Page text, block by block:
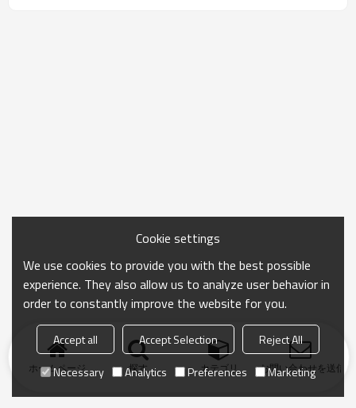
ホームページ 探す カテゴリ お問い合わせを送信
Cookie settings
We use cookies to provide you with the best possible
experience. They also allow us to analyze user behavior in
order to constantly improve the website for you.
Accept all Accept Selection
Reject All
Necessary
Analytics Preferences Marketing